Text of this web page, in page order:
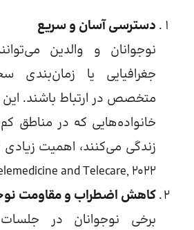
دسترسی آسان و سریع
نوجوانان و والدین
جغرافیایی یا زمان‌بندی
متخصص در ارتباط باشند.
خانواده‌هایی که در مناطق
and Telecare, 2022).
کاهش اضطراب و مقاومت
برخی نوجوانان در